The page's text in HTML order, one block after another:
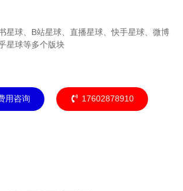
星球、B站星球、直播星球、快手星球、微博
星球等多个版块
用咨询 17602878910